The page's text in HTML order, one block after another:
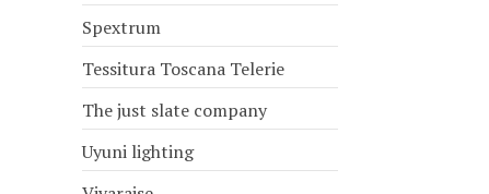
Spextrum
Tessitura Toscana Telerie
The just slate company
Uyuni lighting